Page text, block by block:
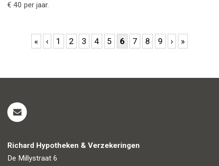
€ 40 per jaar.
Pagina's
« ‹ 1 2 3 4 5 6 7 8 9 › »
Richard Hypotheken & Verzekeringen
De Millystraat 6